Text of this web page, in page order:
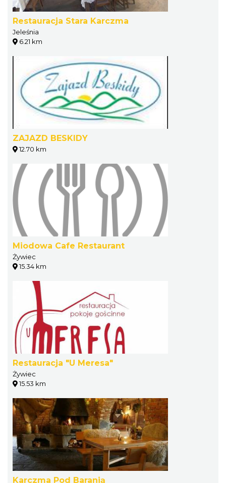
Restauracja Stara Karczma
Jeleśnia
6.21 km
ZAJAZD BESKIDY
12.70 km
Miodowa Cafe Restaurant
Żywiec
15.34 km
Restauracja "U Meresa"
Żywiec
15.53 km
Karczma Pod Baranią